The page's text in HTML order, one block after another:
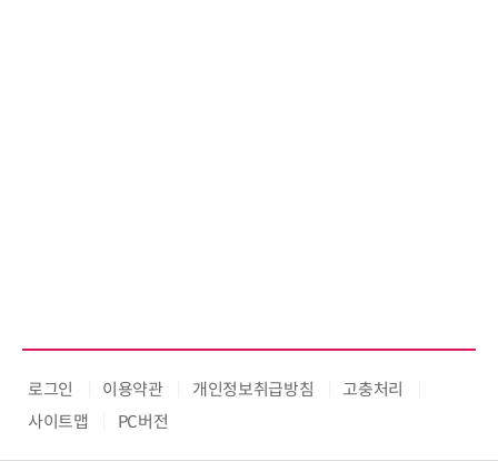
로그인 이용약관 개인정보취급방침
고충처리
사이트맵
PC버전